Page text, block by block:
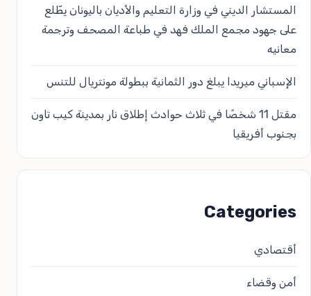
المستشار الديني في وزارة التعليم والأديان باليونان يطّلع
على جهود مجمع الملك فهد في طباعة المصحف وترجمة
معانيه
الإسباني ميريدا يبلغ دور الثمانية ببطولة مونتريال للتنس
مقتل 11 شخصًا في ثلاث حوادث إطلاق نار بمدينة كيب تاون
بجنوب أفريقيا
Categories
أقتصادي
أمن وقضاء